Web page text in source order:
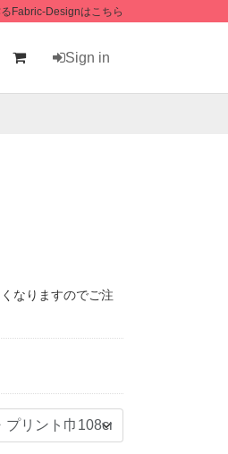
Fabric-Designはこちら
Sign in
なりますのでご注